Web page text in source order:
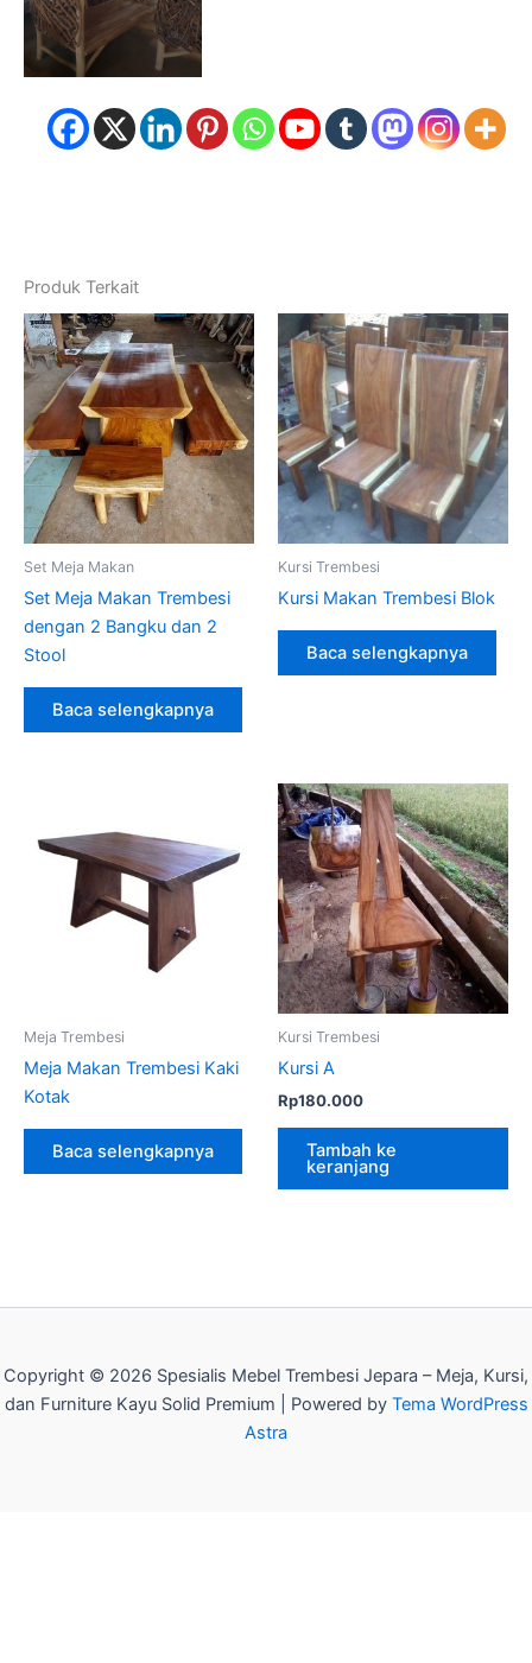
Produk Terkait
Set Meja Makan
Set Meja Makan Trembesi
dengan 2 Bangku dan 2
Stool
Baca selengkapnya
Kursi Trembesi
Kursi Makan Trembesi Blok
Baca selengkapnya
Meja Trembesi
Meja Makan Trembesi Kaki
Kotak
Baca selengkapnya
Kursi Trembesi
Kursi A
Rp180.000
Tambah ke
keranjang
Copyright © 2026 Spesialis Mebel Trembesi Jepara – Meja, Kursi,
dan Furniture Kayu Solid Premium | Powered by Tema WordPress
Astra